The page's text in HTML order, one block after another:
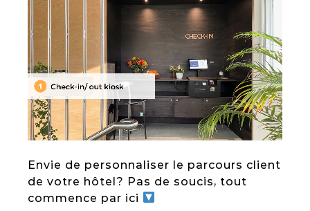
Envie de personnaliser le parcours client
de votre hôtel? Pas de soucis, tout
commence par ici